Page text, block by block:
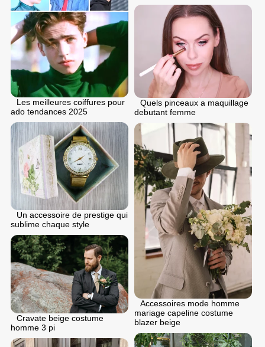
Les meilleures coiffures pour
ado tendances 2025
Quels pinceaux a maquillage
debutant femme
Un accessoire de prestige qui
sublime chaque style
Accessoires mode homme
mariage capeline costume
blazer beige
Cravate beige costume
homme 3 pi